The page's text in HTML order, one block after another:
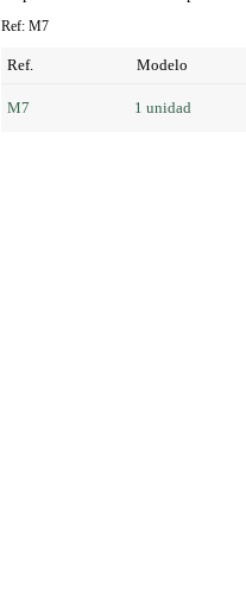
Ref: M7
Ref. Modelo
M7 1 unidad